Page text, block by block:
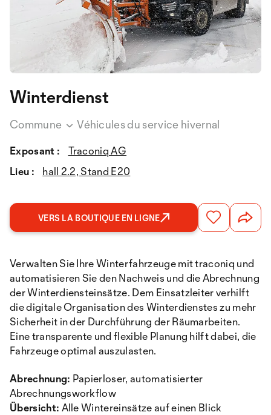
Winterdienst
Commune Véhicules du service hivernal
Exposant :
Traconiq AG
Lieu :
hall 2.2, Stand E20
VERS LA BOUTIQUE EN LIGNE
Verwalten Sie Ihre Winterfahrzeuge mit traconiq und
automatisieren Sie den Nachweis und die Abrechnung
der Winterdiensteinsätze. Dem Einsatzleiter verhilft
die digitale Organisation des Winterdienstes zu mehr
Sicherheit in der Durchführung der Räumarbeiten.
Eine transparente und flexible Planung hilft dabei, die
Fahrzeuge optimal auszulasten.
Abrechnung: Papierloser, automatisierter
Abrechnungsworkflow
Übersicht: Alle Wintereinsätze auf einen Blick